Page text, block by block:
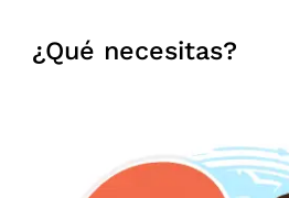
¿Qué necesitas?